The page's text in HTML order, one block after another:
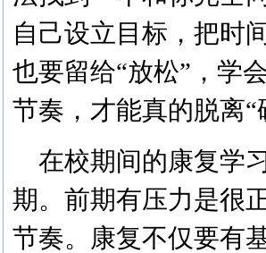
自己设立目标，把时
也要留给“放松”，学
节奏，才能真的脱离“
在校期间的康复学
期。前期有压力是很
节奏。康复不仅要有